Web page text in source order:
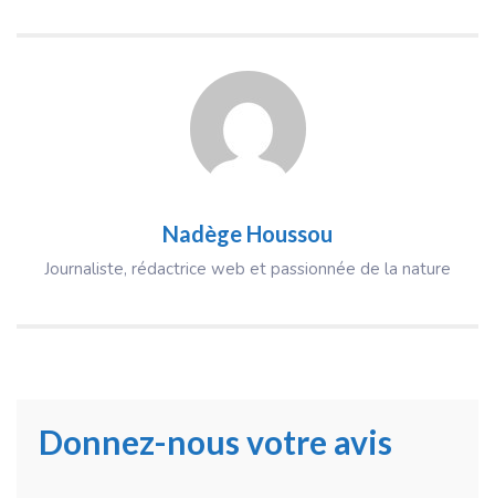
Nadège Houssou
Journaliste, rédactrice web et passionnée de la nature
Donnez-nous votre avis